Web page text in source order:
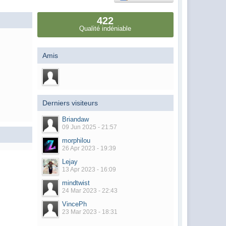
422
Qualité indéniable
Amis
Derniers visiteurs
Briandaw
09 Jun 2025 - 21:57
morphilou
26 Apr 2023 - 19:39
Lejay
13 Apr 2023 - 16:09
mindtwist
24 Mar 2023 - 22:43
VincePh
23 Mar 2023 - 18:31